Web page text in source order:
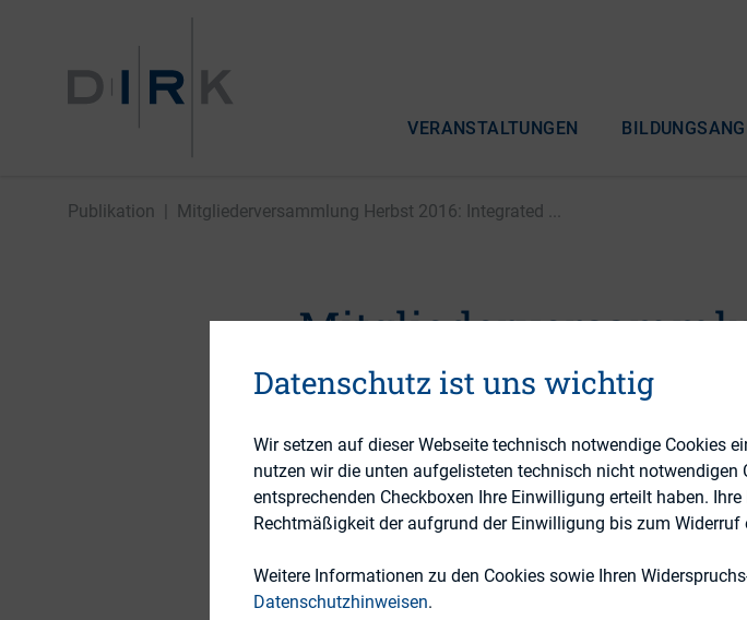
VERANSTALTUNGEN
Publikation Mitgliederversammlung Herbst 2016: Integrated ...
Integrated Reporting
eigentlich?
11. Oktober 2016
Datenschutz ist uns wichtig
Wir setzen auf dieser Webseite technisch notwendige Cookies
nutzen wir die unten aufgelisteten technisch nicht
entsprechenden Checkboxen Ihre Einwilligung erteilt haben.
Rechtmäßigkeit der aufgrund der Einwilligung bis zum
Weitere Informationen zu den Cookies sowie Ihren
Datenschutzhinweisen.